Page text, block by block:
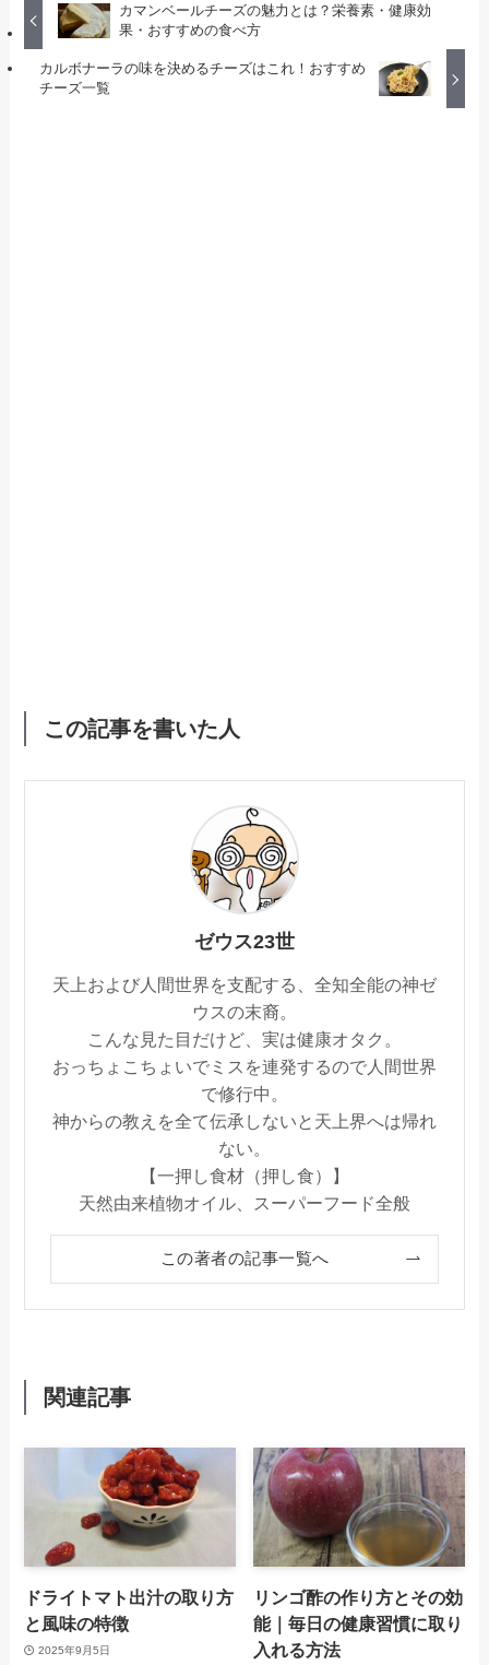
カマンベールチーズの魅力とは？栄養素・健康効
果・おすすめの食べ方
カルボナーラの味を決めるチーズはこれ！おすすめ
チーズ一覧
この記事を書いた人
ゼウス23世
天上および人間世界を支配する、全知全能の神ゼ
ウスの末裔。
こんな見た目だけど、実は健康オタク。
おっちょこちょいでミスを連発するので人間世界
で修行中。
神からの教えを全て伝承しないと天上界へは帰れ
ない。
【一押し食材（押し食）】
天然由来植物オイル、スーパーフード全般
この著者の記事一覧へ
関連記事
ドライトマト出汁の取り方
と風味の特徴
2025年9月5日
リンゴ酢の作り方とその効
能｜毎日の健康習慣に取り
入れる方法